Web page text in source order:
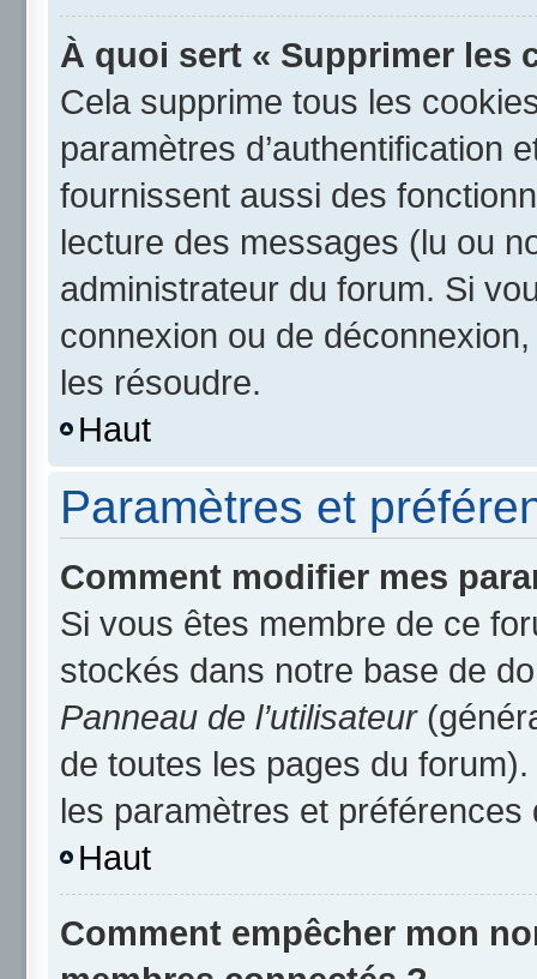
À quoi sert « Supprimer les
Cela supprime tous les
paramètres d’authentification
fournissent aussi des
lecture des messages (lu ou
administrateur du forum. Si
connexion ou de
les résoudre.
Haut
Paramètres et
Comment modifier mes
Si vous êtes membre de ce
stockés dans notre base de
Panneau de l’utilisateur
de toutes les pages du
les paramètres et préférences
Haut
Comment empêcher mon